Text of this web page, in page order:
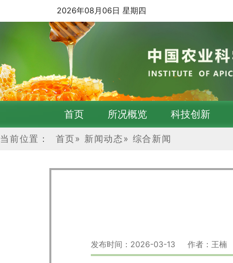
2026年08月06日 星期四
首页 所况概览 科技创新
当前位置： 首页» 新闻动态» 综合新闻
发布时间：2026-03-13 作者：王楠